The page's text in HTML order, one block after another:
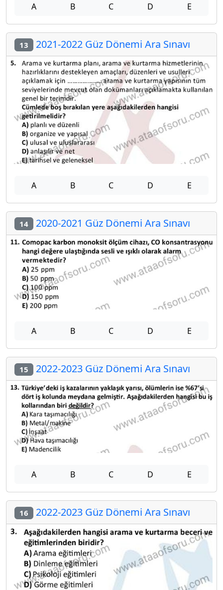
A B C D E
13 2021-2022 Güz Dönemi Ara Sınavı
A B C D E
14 2020-2021 Güz Dönemi Ara Sınavı
A B C D E
15 2022-2023 Güz Dönemi Ara Sınavı
A B C D E
16 2022-2023 Güz Dönemi Ara Sınavı